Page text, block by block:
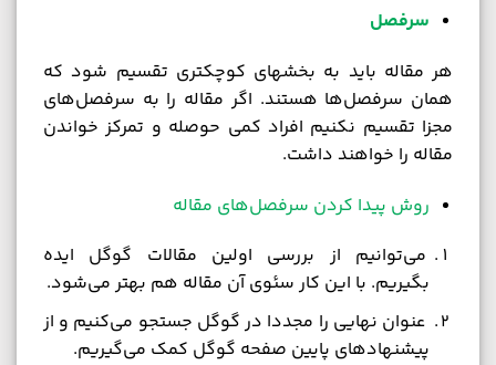
سرفصل
هر مقاله باید به بخشهای کوچکتری تقسیم شود که
همان سرفصل‌ها هستند. اگر مقاله را به سرفصل‌های
مجزا تقسیم نکنیم افراد کمی حوصله و تمرکز خواندن
مقاله را خواهند داشت.
روش پیدا کردن سرفصل‌های مقاله
می‌توانیم از بررسی اولین مقالات گوگل اید‌ه
بگیریم. با این کار سئوی آن مقاله هم بهتر می‌شود.
عنوان نهایی را مجددا در گوگل جستجو می‌کنیم و از
پیشنهادهای پایین صفحه گوگل کمک می‌گیریم.